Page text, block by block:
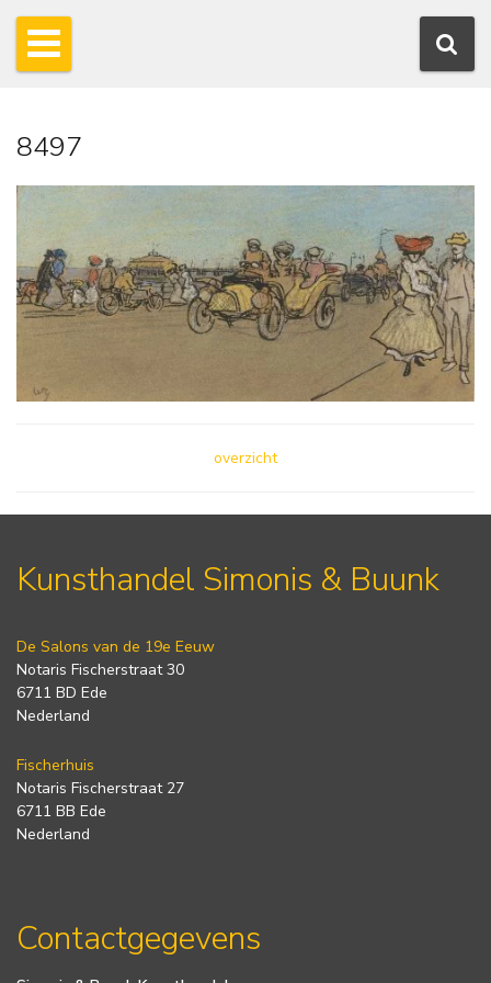
8497
overzicht
Kunsthandel Simonis & Buunk
De Salons van de 19e Eeuw
Notaris Fischerstraat 30
6711 BD Ede
Nederland
Fischerhuis
Notaris Fischerstraat 27
6711 BB Ede
Nederland
Contactgegevens